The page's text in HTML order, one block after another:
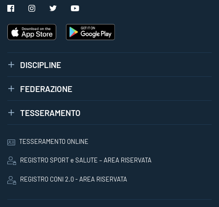
DISCIPLINE
FEDERAZIONE
TESSERAMENTO
TESSERAMENTO ONLINE
REGISTRO SPORT e SALUTE – AREA RISERVATA
REGISTRO CONI 2.0 - AREA RISERVATA